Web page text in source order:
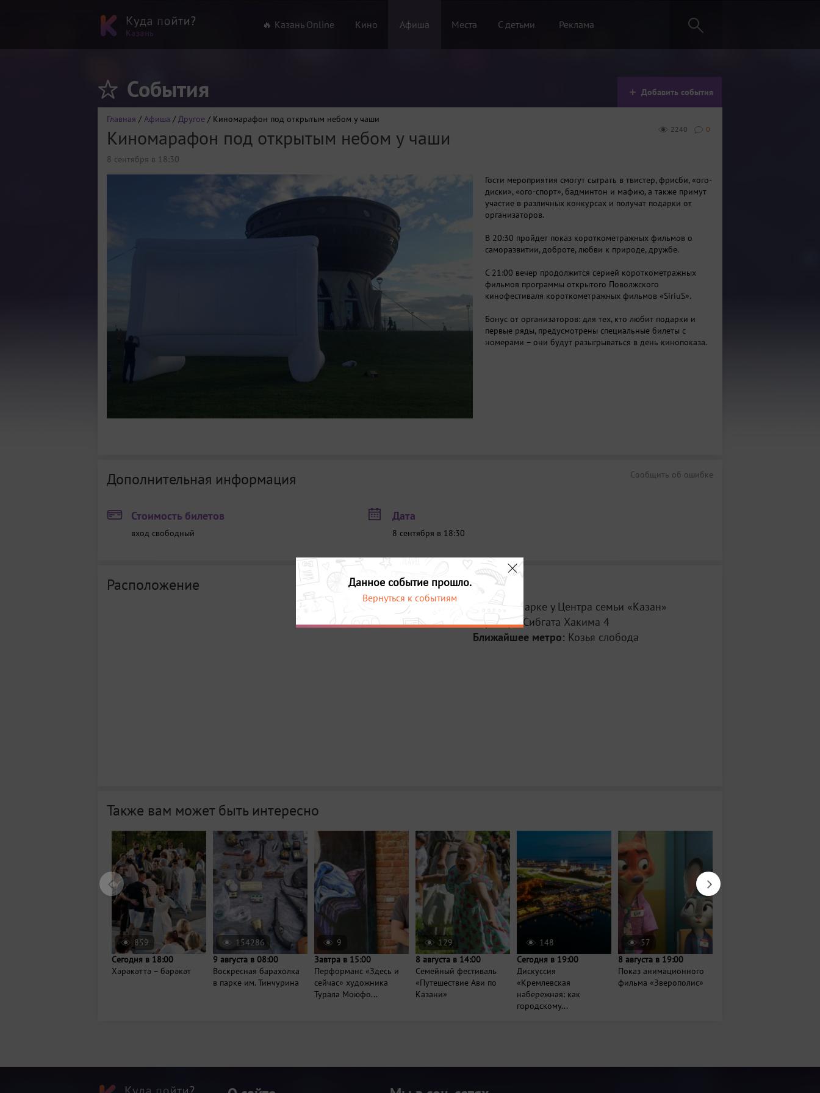
🔥 Казань Online Кино Афиша Места С детьми Реклама
События Добавить события
Главная / Афиша / Другое / Киномарафон под открытым небом у чаши
0
2240
Киномарафон под открытым небом у чаши
8 сентября в 18:30
Гости мероприятия смогут сыграть в твистер, фрисби, «ого-
диски», «ого-спорт», бадминтон и мафию, а также примут
участие в различных конкурсах и получат подарки от
организаторов.
В 20:30 пройдет показ короткометражных фильмов о
саморазвитии, доброте, любви к природе, дружбе.
С 21:00 вечер продолжится серией короткометражных
фильмов программы открытого Поволжского
кинофестиваля короткометражных фильмов «SiriuS».
Бонус от организаторов: для тех, кто любит подарки и
первые ряды, предусмотрены специальные билеты с
номерами – они будут разыгрываться в день кинопоказа.
Сообщить об ошибке
Дополнительная информация
Стоимость билетов
вход свободный
Дата
8 сентября в 18:30
Расположение
Место:
В парке у Центра семьи «Казан»
Адрес:ул. Сибгата Хакима 4
Ближайшее метро: Козья слобода
Также вам может быть интересно
859
Сегодня в 18:00
Хәрәкәттә – бәрәкәт
154286
9 августа в 08:00
Воскресная барахолка
в парке им. Тинчурина
9
Завтра в 15:00
Перформанс «Здесь и
сейчас» художника
Турала Моюфо...
129
8 августа в 14:00
Семейный фестиваль
«Путешествие Ави по
Казани»
148
Сегодня в 19:00
Дискуссия
«Кремлевская
набережная: как
городскому...
57
8 августа в 19:00
Показ анимационного
фильма «Зверополис»
Данное событие прошло.
Вернуться к событиям